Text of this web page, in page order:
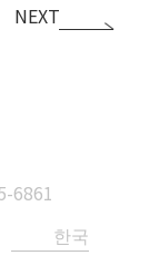
NEXT
6861
한국